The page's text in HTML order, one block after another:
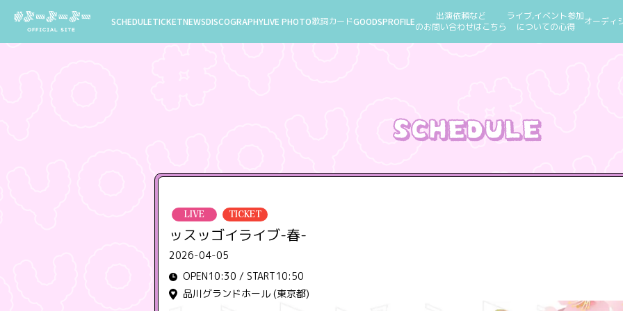
SCHEDULETICKETNEWSDISCOGRAPHYLIVE PHOTO歌詞カードGOODSPROFILE
出演依頼など
のお問い合わせはこちら
ライブ,イベント参加
についての心得
オーディ
LIVE TICKET
ッスッゴイライブ-春-
2026-04-05
OPEN10:30 / START10:50
品川グランドホール (東京都)